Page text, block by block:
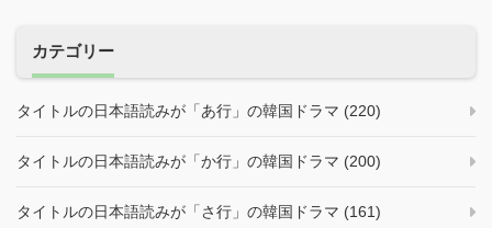
カテゴリー
タイトルの日本語読みが「あ行」の韓国ドラマ (220)
タイトルの日本語読みが「か行」の韓国ドラマ (200)
タイトルの日本語読みが「さ行」の韓国ドラマ (161)